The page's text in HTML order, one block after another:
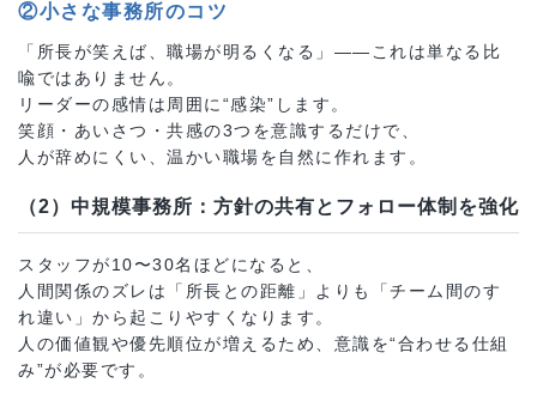
②小さな事務所のコツ
「所長が笑えば、職場が明るくなる」――これは単なる比
喩ではありません。
リーダーの感情は周囲に“感染”します。
笑顔・あいさつ・共感の3つを意識するだけで、
人が辞めにくい、温かい職場を自然に作れます。
（2）中規模事務所：方針の共有とフォロー体制を強化
スタッフが10〜30名ほどになると、
人間関係のズレは「所長との距離」よりも「チーム間のす
れ違い」から起こりやすくなります。
人の価値観や優先順位が増えるため、意識を“合わせる仕組
み”が必要です。